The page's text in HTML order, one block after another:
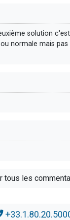
solution
normale mais
tous les